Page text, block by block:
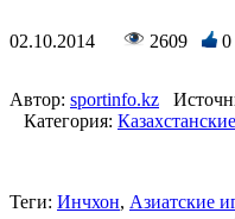
02.10.2014 2609 0
Автор: sportinfo.kz
Категория: Казахстанские
Теги: Инчхон, Азиатские